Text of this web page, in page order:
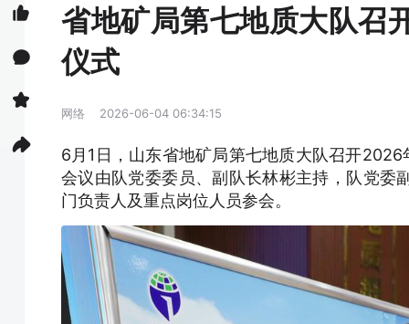
省地矿局第七地质大队召
仪式
网络 2026-06-04 06:34:15
6月1日，山东省地矿局第七地质大队召开
会议由队党委委员、副队长林彬主持，队党委
门负责人及重点岗位人员参会。